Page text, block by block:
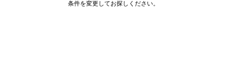
条件を変更してお探しください。